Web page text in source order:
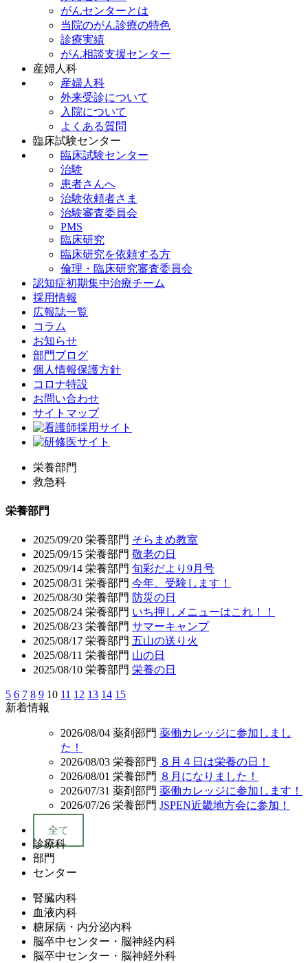
がんセンターとは
当院のがん診療の特色
診療実績
がん相談支援センター
産婦人科
産婦人科
外来受診について
入院について
よくある質問
臨床試験センター
臨床試験センター
治験
患者さんへ
治験依頼者さま
治験審査委員会
PMS
臨床研究
臨床研究を依頼する方
倫理・臨床研究審査委員会
認知症初期集中治療チーム
採用情報
広報誌一覧
コラム
お知らせ
部門ブログ
個人情報保護方針
コロナ特設
お問い合わせ
サイトマップ
栄養部門
救急科
栄養部門
2025/09/20 栄養部門 そらまめ教室
2025/09/15 栄養部門 敬老の日
2025/09/14 栄養部門 旬彩だより9月号
2025/08/31 栄養部門 今年、受験します！
2025/08/30 栄養部門 防災の日
2025/08/24 栄養部門 いち押しメニューはこれ！！
2025/08/23 栄養部門 サマーキャンプ
2025/08/17 栄養部門 五山の送り火
2025/08/11 栄養部門 山の日
2025/08/10 栄養部門 栄養の日
5 6 7 8 9 10 11 12 13 14 15
新着情報
2026/08/04 薬剤部門 薬働カレッジに参加しまし
た！
2026/08/03 栄養部門 ８月４日は栄養の日！
2026/08/01 栄養部門 ８月になりました！
2026/07/31 薬剤部門 薬働カレッジに参加します！
2026/07/26 栄養部門 JSPEN近畿地方会に参加！
全て
診療科
部門
センター
腎臓内科
血液内科
糖尿病・内分泌内科
脳卒中センター・脳神経内科
脳卒中センター・脳神経外科